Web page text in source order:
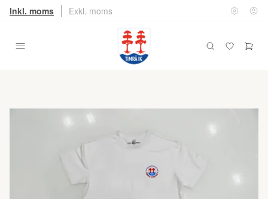
Inkl. moms Exkl. moms